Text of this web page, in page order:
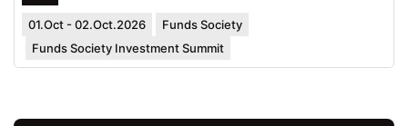
01.Oct - 02.Oct.2026
Funds Society
Funds Society Investment Summit